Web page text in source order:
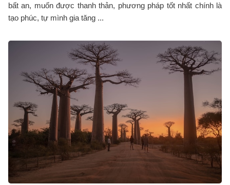
bất an, muốn được thanh thản, phương pháp tốt nhất chính là
tạo phúc, tự mình gia tăng ...